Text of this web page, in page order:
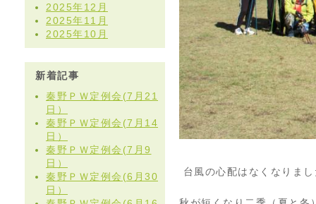
2025年12月
2025年11月
2025年10月
新着記事
秦野ＰＷ定例会(7月21
日）
秦野ＰＷ定例会(7月14
日）
秦野ＰＷ定例会(7月9
日）
秦野ＰＷ定例会(6月30
日）
台風の心配はなくなりま